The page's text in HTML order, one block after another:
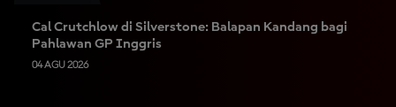
Cal Crutchlow di Silverstone: Balapan Kandang bagi
Pahlawan GP Inggris
04 AGU 2026